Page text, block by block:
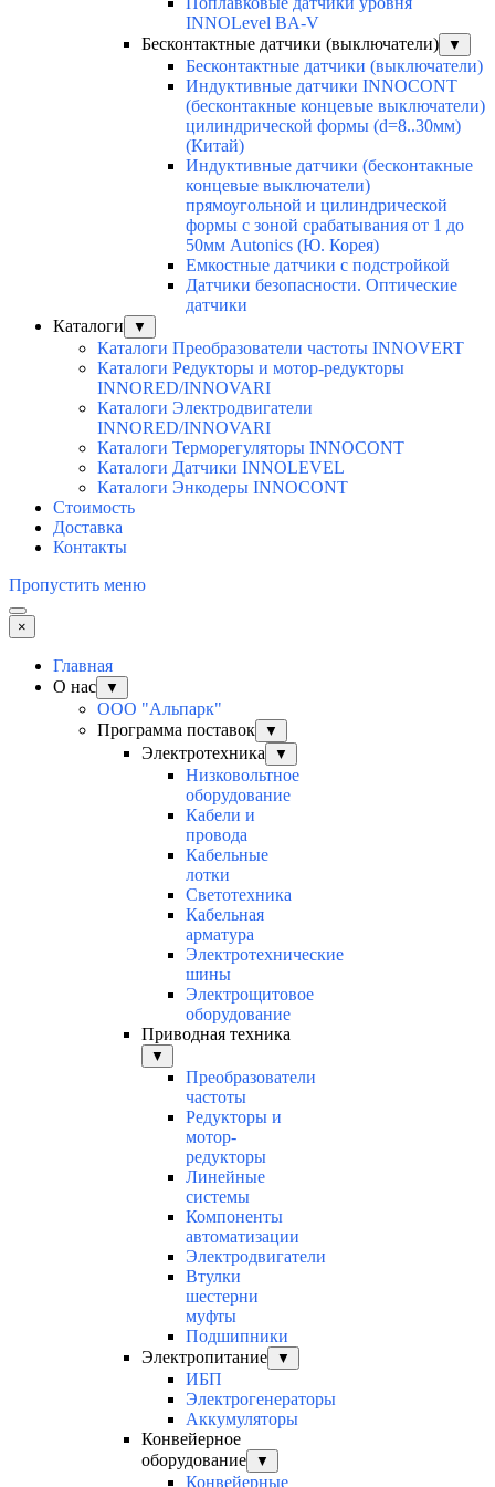
INNOLevel BA-V
Бесконтактные датчики (выключатели)
▼
Бесконтактные датчики (выключатели)
Индуктивные датчики INNOCONT
(бесконтакные концевые выключатели)
цилиндрической формы (d=8..30мм)
(Китай)
Индуктивные датчики (бесконтакные
концевые выключатели)
прямоугольной и цилиндрической
формы с зоной срабатывания от 1 до
50мм Autonics (Ю. Корея)
Емкостные датчики с подстройкой
Датчики безопасности. Оптические
датчики
Каталоги
▼
Каталоги Преобразователи частоты INNOVERT
Каталоги Редукторы и мотор-редукторы
INNORED/INNOVARI
Каталоги Электродвигатели
INNORED/INNOVARI
Каталоги Терморегуляторы INNOCONT
Каталоги Датчики INNOLEVEL
Каталоги Энкодеры INNOCONT
Стоимость
Доставка
Контакты
Пропустить меню
×
Главная
О нас
▼
ООО "Альпарк"
Программа поставок
▼
Электротехника ▼
Низковольтное
оборудование
Кабели и
провода
Кабельные
лотки
Светотехника
Кабельная
арматура
Электротехнические
шины
Электрощитовое
оборудование
Приводная техника
▼
Преобразователи
частоты
Редукторы и
мотор-
редукторы
Линейные
системы
Компоненты
автоматизации
Электродвигатели
Втулки
шестерни
муфты
Подшипники
Электропитание
▼
ИБП
Электрогенераторы
Аккумуляторы
Конвейерное
оборудование
▼
Конвейерные